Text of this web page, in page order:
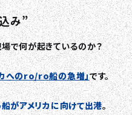
み”
で何が起きているのか？
へのro/ro船の急増」です。
アメリカに向けて出港。